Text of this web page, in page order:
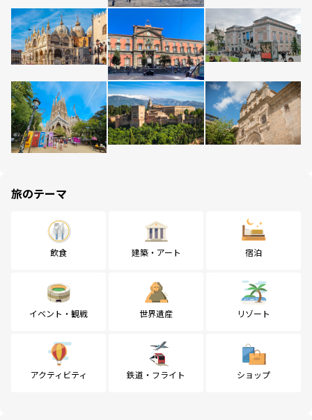
旅のテーマ
飲食 建築・アート 宿泊
イベント・観戦 世界遺産 リゾート
アクティビティ 鉄道・フライト ショップ